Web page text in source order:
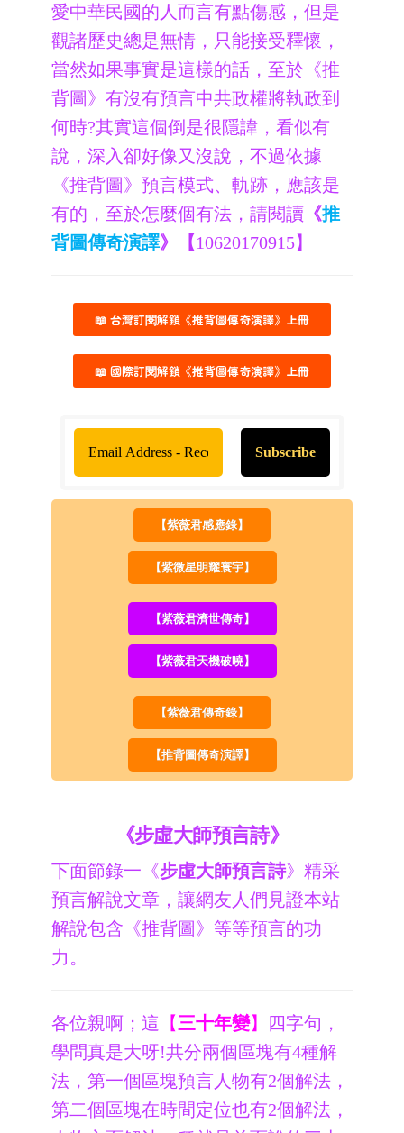
愛中華民國的人而言有點傷感，但是
觀諸歷史總是無情，只能接受釋懷，
當然如果事實是這樣的話，至於《推
背圖》有沒有預言中共政權將執政到
何時?其實這個倒是很隱諱，看似有
說，深入卻好像又沒說，不過依據
《推背圖》預言模式、軌跡，應該是
有的，至於怎麼個有法，請閱讀《推
背圖傳奇演譯》【10620170915】
📖 台灣訂閱解鎖《推背圖傳奇演譯》上冊
📖 國際訂閱解鎖《推背圖傳奇演譯》上冊
【紫薇君感應錄】
【紫微星明耀寰宇】
【紫薇君濟世傳奇】
【紫薇君天機破曉】
【紫薇君傳奇錄】
【推背圖傳奇演譯】
《步虛大師預言詩》
下面節錄一《步虛大師預言詩》精采
預言解說文章，讓網友人們見證本站
解說包含《推背圖》等等預言的功
力。
各位親啊；這 【三十年變】
四字句，
學問真是大呀!共分兩個區塊有4種解
法，第一個區塊預言人物有2個解法，
第二個區塊在時間定位也有2個解法，